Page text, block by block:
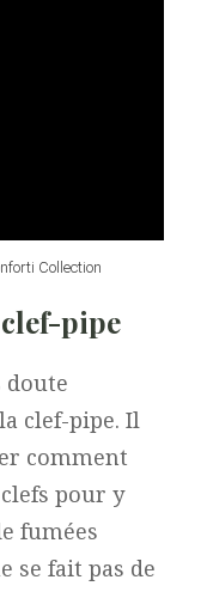
Collection
pipe
doute
clef-pipe. Il
comment
pour y
fumées
se fait pas de